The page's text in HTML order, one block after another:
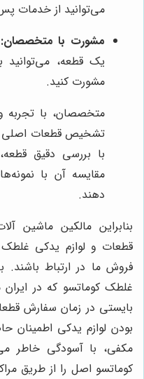
می‌توانید از خدمات
مشورت با متخصصان:
یک قطعه، می‌توانید
مشورت کنید.
متخصصان، با تجربه
تشخیص قطعات اصلی
با بررسی دقیق
مقایسه آن با
دهند.
بنابراین مالکین ماشین
قطعات و لوازم یدکی غلطک
فروش ما در ارتباط
غلطک کوماتسو که در ایران
بایستی در زمان سفارش
بودن لوازم یدکی
مکفی، با آسودگی خاطر
کوماتسو اصل را از طریق